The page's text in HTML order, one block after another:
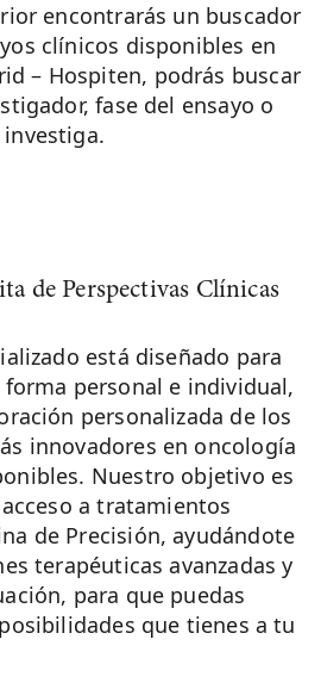
encontrarás un buscador
clínicos disponibles en
– Hospiten, podrás buscar
fase del ensayo o
de Perspectivas Clínicas
está diseñado para
personal e individual,
personalizada de los
innovadores en oncología
Nuestro objetivo es
a tratamientos
de Precisión, ayudándote
terapéuticas avanzadas y
para que puedas
que tienes a tu